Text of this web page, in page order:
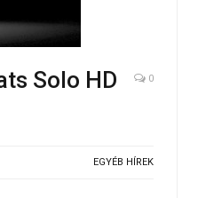
Solo HD
0
EGYÉB HÍREK